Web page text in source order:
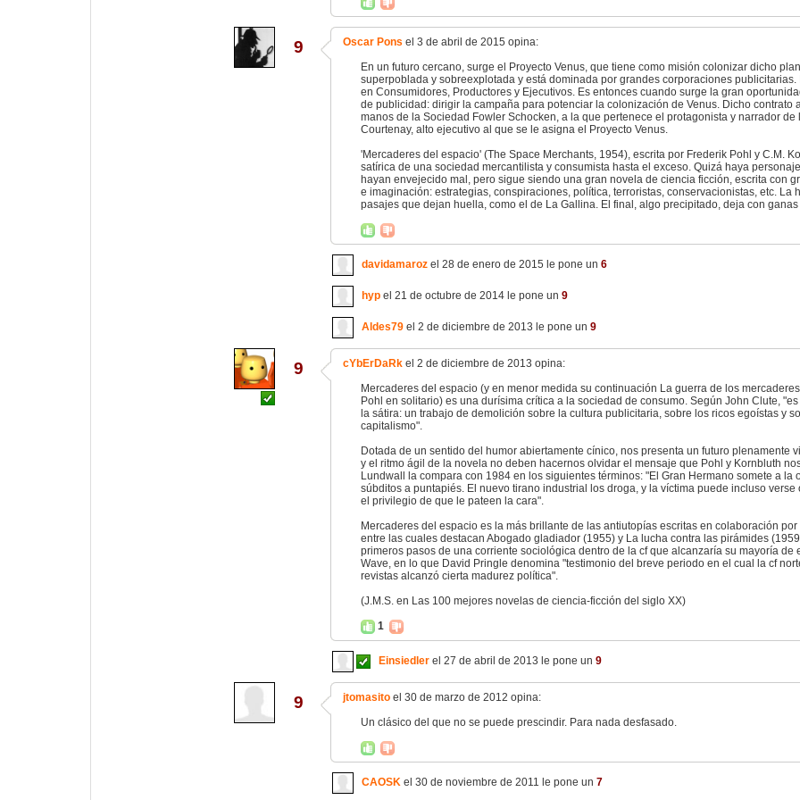
9 Oscar Pons el 3 de abril de 2015 opina:
En un futuro cercano, surge el Proyecto Venus, que tiene como misión colonizar dicho
superpoblada y sobreexplotada y está dominada por grandes corporaciones publicitarias.
en Consumidores, Productores y Ejecutivos. Es entonces cuando surge la gran
de publicidad: dirigir la campaña para potenciar la colonización de Venus. Dicho contrato
manos de la Sociedad Fowler Schocken, a la que pertenece el protagonista y narrador de
Courtenay, alto ejecutivo al que se le asigna el Proyecto Venus.
'Mercaderes del espacio' (The Space Merchants, 1954), escrita por Frederik Pohl y C.M.
satírica de una sociedad mercantilista y consumista hasta el exceso. Quizá haya
hayan envejecido mal, pero sigue siendo una gran novela de ciencia ficción, escrita con
e imaginación: estrategias, conspiraciones, política, terroristas, conservacionistas, etc. La
pasajes que dejan huella, como el de La Gallina. El final, algo precipitado, deja con ganas
davidamaroz el 28 de enero de 2015 le pone un 6
hyp el 21 de octubre de 2014 le pone un 9
Aldes79 el 2 de diciembre de 2013 le pone un 9
9 cYbErDaRk el 2 de diciembre de 2013 opina:
Mercaderes del espacio (y en menor medida su continuación La guerra de los
Pohl en solitario) es una durísima crítica a la sociedad de consumo. Según John Clute,
la sátira: un trabajo de demolición sobre la cultura publicitaria, sobre los ricos egoístas y
capitalismo".
Dotada de un sentido del humor abiertamente cínico, nos presenta un futuro plenamente
y el ritmo ágil de la novela no deben hacernos olvidar el mensaje que Pohl y Kornbluth
Lundwall la compara con 1984 en los siguientes términos: "El Gran Hermano somete a la
súbditos a puntapiés. El nuevo tirano industrial los droga, y la víctima puede incluso
el privilegio de que le pateen la cara".
Mercaderes del espacio es la más brillante de las antiutopías escritas en colaboración
entre las cuales destacan Abogado gladiador (1955) y La lucha contra las pirámides
primeros pasos de una corriente sociológica dentro de la cf que alcanzaría su mayoría de
Wave, en lo que David Pringle denomina "testimonio del breve periodo en el cual la cf
revistas alcanzó cierta madurez política".
(J.M.S. en Las 100 mejores novelas de ciencia-ficción del siglo XX)
1
Einsiedler el 27 de abril de 2013 le pone un 9
9 jtomasito el 30 de marzo de 2012 opina:
Un clásico del que no se puede prescindir. Para nada desfasado.
CAOSK el 30 de noviembre de 2011 le pone un 7